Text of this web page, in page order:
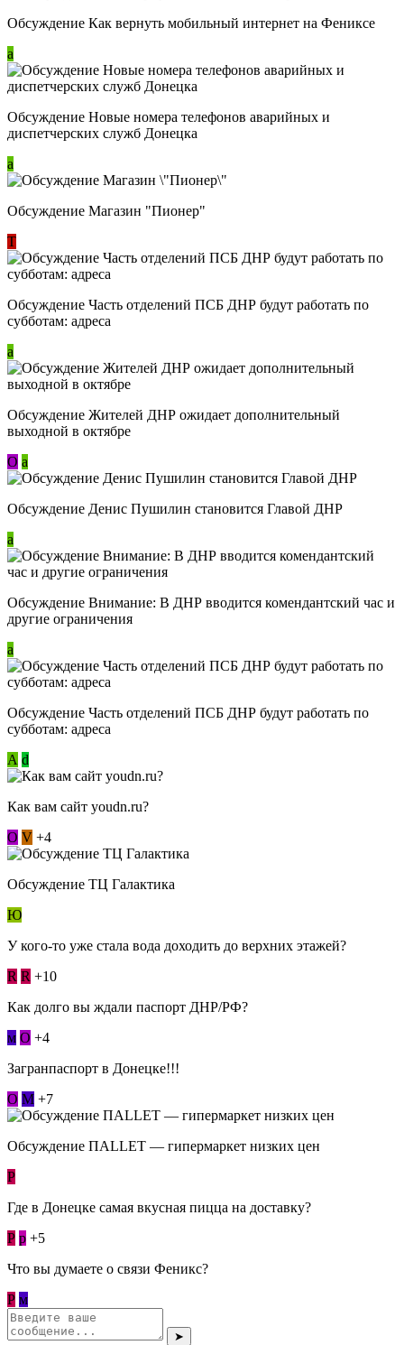
Обсуждение Как вернуть мобильный интернет на Фениксе
a
Обсуждение Новые номера телефонов аварийных и
диспетчерских служб Донецка
a
Обсуждение Магазин "Пионер"
Т
Обсуждение Часть отделений ПСБ ДНР будут работать по
субботам: адреса
a
Обсуждение Жителей ДНР ожидает дополнительный
выходной в октябре
О a
Обсуждение Денис Пушилин становится Главой ДНР
a
Обсуждение Внимание: В ДНР вводится комендантский час и
другие ограничения
a
Обсуждение Часть отделений ПСБ ДНР будут работать по
субботам: адреса
А d
Как вам сайт youdn.ru?
О V +4
Обсуждение ТЦ Галактика
Ю
У кого-то уже стала вода доходить до верхних этажей?
R R +10
Как долго вы ждали паспорт ДНР/РФ?
м О +4
Загранпаспорт в Донецке!!!
О М +7
Обсуждение ПАLLЕТ — гипермаркет низких цен
Р
Где в Донецке самая вкусная пицца на доставку?
Р p +5
Что вы думаете о связи Феникс?
Р м
➤